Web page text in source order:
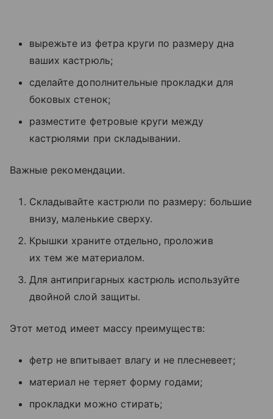
вырежьте из фетра круги по размеру дна
ваших кастрюль;
сделайте дополнительные прокладки для
боковых стенок;
разместите фетровые круги между
кастрюлями при складывании.
Важные рекомендации.
Складывайте кастрюли по размеру: большие
внизу, маленькие сверху.
Крышки храните отдельно, проложив
их тем же материалом.
Для антипригарных кастрюль используйте
двойной слой защиты.
Этот метод имеет массу преимуществ:
фетр не впитывает влагу и не плесневеет;
материал не теряет форму годами;
прокладки можно стирать;